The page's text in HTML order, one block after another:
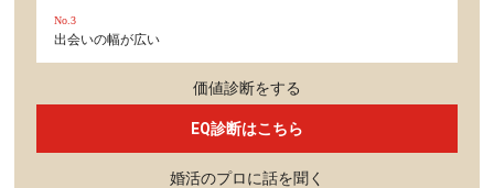
No.3
出会いの幅が広い
価値診断をする
EQ診断はこちら
婚活のプロに話を聞く